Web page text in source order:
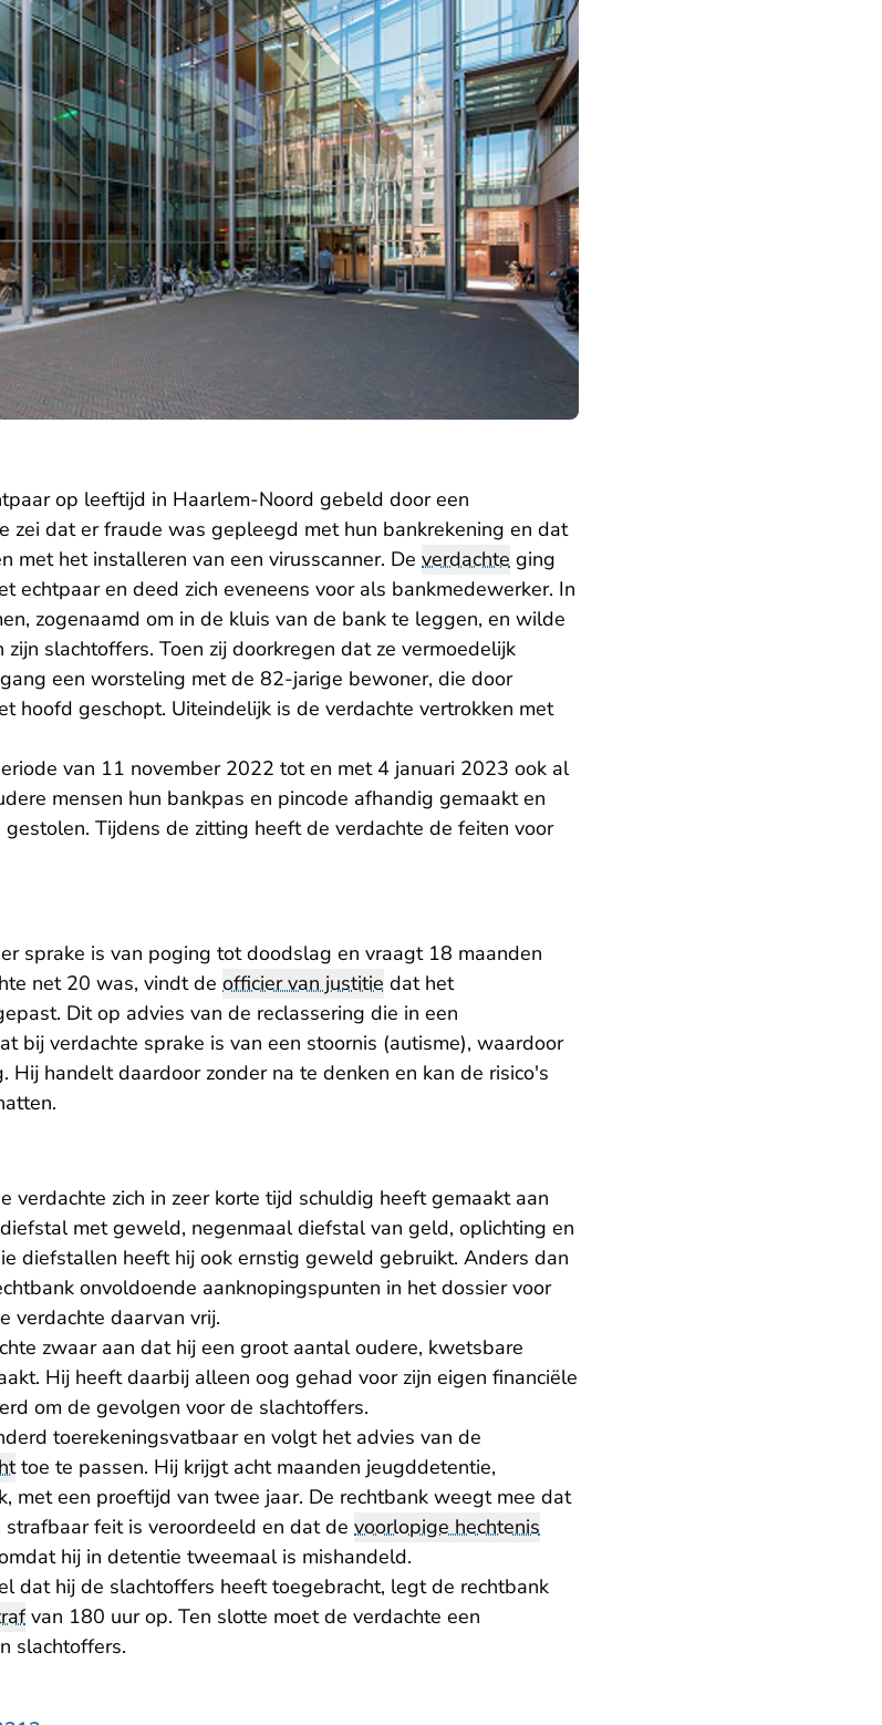
op leeftijd in Haarlem-Noord gebeld door een
zei dat er fraude was gepleegd met hun bankrekening en dat
met het installeren van een virusscanner. De verdachte ging
echtpaar en deed zich eveneens voor als bankmedewerker. In
zogenaamd om in de kluis van de bank te leggen, en wilde
slachtoffers. Toen zij doorkregen dat ze vermoedelijk
een worsteling met de 82-jarige bewoner, die door
hoofd geschopt. Uiteindelijk is de verdachte vertrokken met
van 11 november 2022 tot en met 4 januari 2023 ook al
mensen hun bankpas en pincode afhandig gemaakt en
Tijdens de zitting heeft de verdachte de feiten voor
sprake is van poging tot doodslag en vraagt 18 maanden
net 20 was, vindt de officier van justitie dat het
Dit op advies van de reclassering die in een
bij verdachte sprake is van een stoornis (autisme), waardoor
Hij handelt daardoor zonder na te denken en kan de risico's
verdachte zich in zeer korte tijd schuldig heeft gemaakt aan
met geweld, negenmaal diefstal van geld, oplichting en
diefstallen heeft hij ook ernstig geweld gebruikt. Anders dan
onvoldoende aanknopingspunten in het dossier voor
verdachte daarvan vrij.
zwaar aan dat hij een groot aantal oudere, kwetsbare
Hij heeft daarbij alleen oog gehad voor zijn eigen financiële
om de gevolgen voor de slachtoffers.
toerekeningsvatbaar en volgt het advies van de
toe te passen. Hij krijgt acht maanden jeugddetentie,
met een proeftijd van twee jaar. De rechtbank weegt mee dat
feit is veroordeeld en dat de voorlopige hechtenis
hij in detentie tweemaal is mishandeld.
dat hij de slachtoffers heeft toegebracht, legt de rechtbank
van 180 uur op. Ten slotte moet de verdachte een
slachtoffers.